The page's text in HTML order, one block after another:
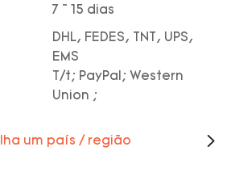
7 ~ 15 dias
DHL, FEDES, TNT, UPS,
EMS
T/t; PayPal; Western
Union ;
um país / região